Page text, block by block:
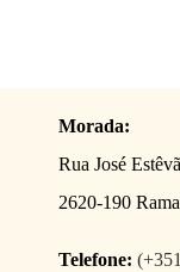
Morada:
Rua José
2620-190
Telefone: